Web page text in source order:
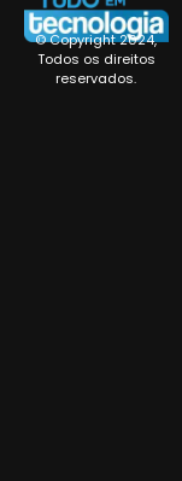
© Copyright 2024,
Todos os direitos
reservados.